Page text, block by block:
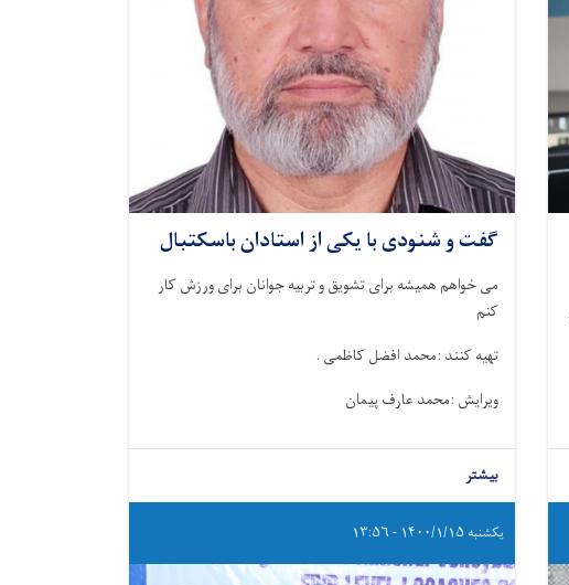
گفت و شنودی با یکی از استادان باسکتبال
می خواهم همیشه برای تشویق و تربیه جوانان برای ورزش کار
کنم
تهیه کنند :محمد افضل کاظمی .
ویرایش :محمد عارف پیمان
بیشتر
یکشنبه ۱۴۰۰/۱/۱۵ - ۱۳:۵۶